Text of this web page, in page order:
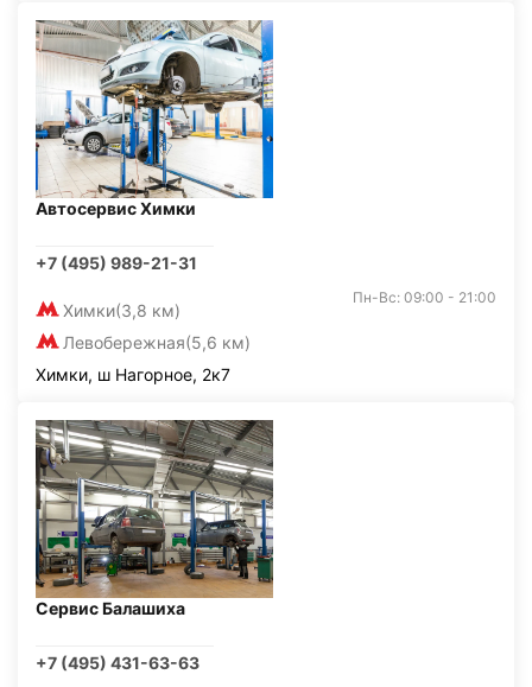
Автосервис Химки
+7 (495) 989-21-31
Химки(3,8 км)
Левобережная(5,6 км)
Пн-Вс: 09:00 - 21:00
Химки, ш Нагорное, 2к7
Сервис Балашиха
+7 (495) 431-63-63